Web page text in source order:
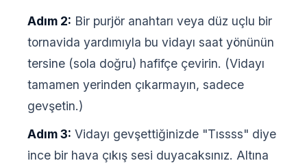
Adım 2: Bir purjör anahtarı veya düz uçlu bir
tornavida yardımıyla bu vidayı saat yönünün
tersine (sola doğru) hafifçe çevirin. (Vidayı
tamamen yerinden çıkarmayın, sadece
gevşetin.)
Adım 3: Vidayı gevşettiğinizde "Tıssss" diye
ince bir hava çıkış sesi duyacaksınız. Altına